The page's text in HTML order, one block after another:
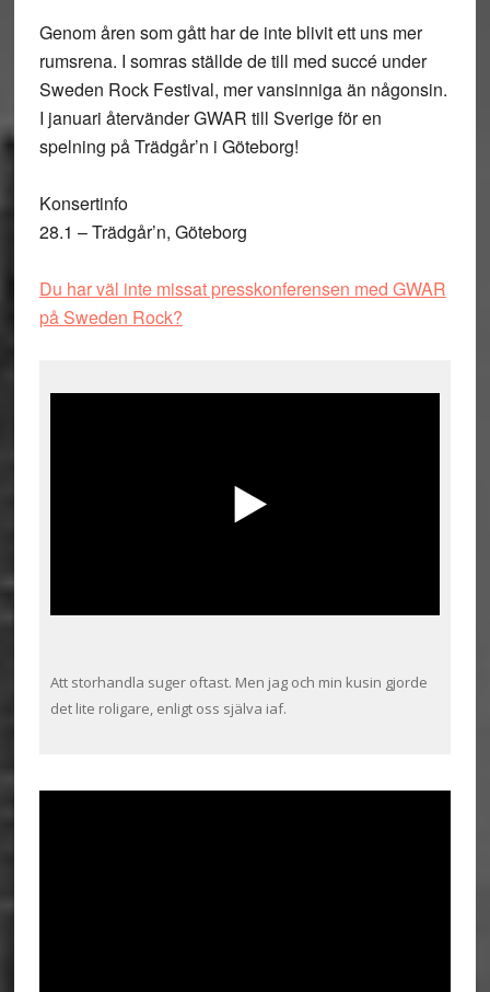
Genom åren som gått har de inte blivit ett uns mer
rumsrena. I somras ställde de till med succé under
Sweden Rock Festival, mer vansinniga än någonsin.
I januari återvänder GWAR till Sverige för en
spelning på Trädgår’n i Göteborg!
Konsertinfo
28.1 – Trädgår’n, Göteborg
Du har väl inte missat presskonferensen med GWAR
på Sweden Rock?